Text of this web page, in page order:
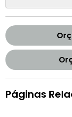
Páginas